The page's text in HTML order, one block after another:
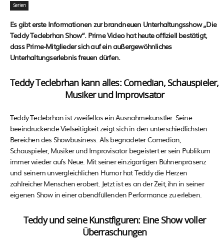
Serien
Es gibt erste Informationen zur brandneuen Unterhaltungsshow „Die
Teddy Teclebrhan Show“. Prime Video hat heute offiziell bestätigt,
dass Prime-Mitglieder sich auf ein außergewöhnliches
Unterhaltungserlebnis freuen dürfen.
Teddy Teclebrhan kann alles: Comedian, Schauspieler,
Musiker und Improvisator
Teddy Teclebrhan ist zweifellos ein Ausnahmekünstler. Seine
beeindruckende Vielseitigkeit zeigt sich in den unterschiedlichsten
Bereichen des Showbusiness. Als begnadeter Comedian,
Schauspieler, Musiker und Improvisator begeistert er sein Publikum
immer wieder aufs Neue. Mit seiner einzigartigen Bühnenpräsenz
und seinem unvergleichlichen Humor hat Teddy die Herzen
zahlreicher Menschen erobert. Jetzt ist es an der Zeit, ihn in seiner
eigenen Show in einer abendfüllenden Performance zu erleben.
Teddy und seine Kunstfiguren: Eine Show voller
Überraschungen